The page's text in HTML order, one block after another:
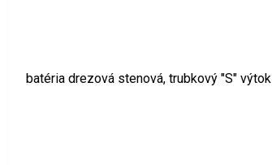
batéria drezová stenová, trubkový "S"